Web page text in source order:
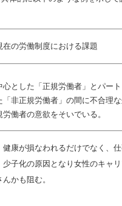
在の労働制度における課題
心とした「正規労働者」とパー
「非正規労働者」の間に不合理
働者の意欲をそいでいる。
康が損なわれるだけでなく、
子化の原因となり女性のキャ
かも阻む。